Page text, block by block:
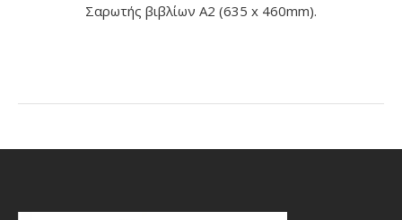
Σαρωτής βιβλίων A2 (635 x 460mm).